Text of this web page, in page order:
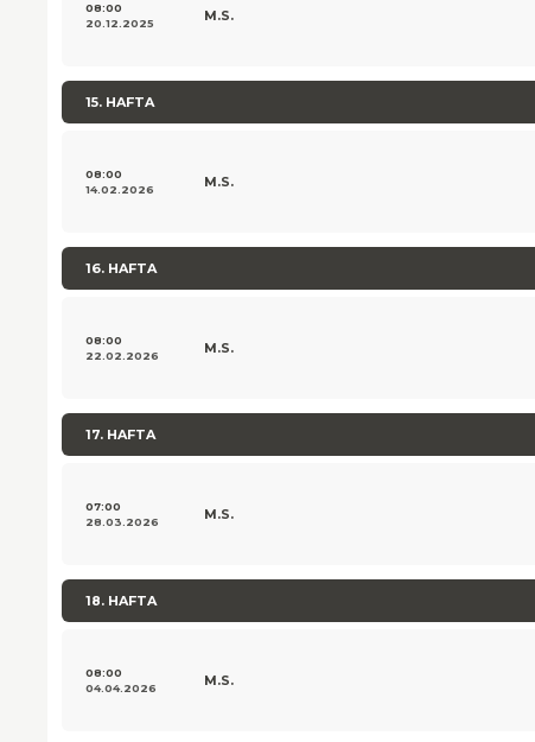
08:00
20.12.2025
M.S.
15. HAFTA
08:00
14.02.2026
M.S.
16. HAFTA
08:00
22.02.2026
M.S.
17. HAFTA
07:00
28.03.2026
M.S.
18. HAFTA
08:00
04.04.2026
M.S.